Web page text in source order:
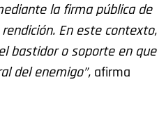
la firma pública de
En este contexto,
bastidor o soporte en que
del enemigo”, afirma